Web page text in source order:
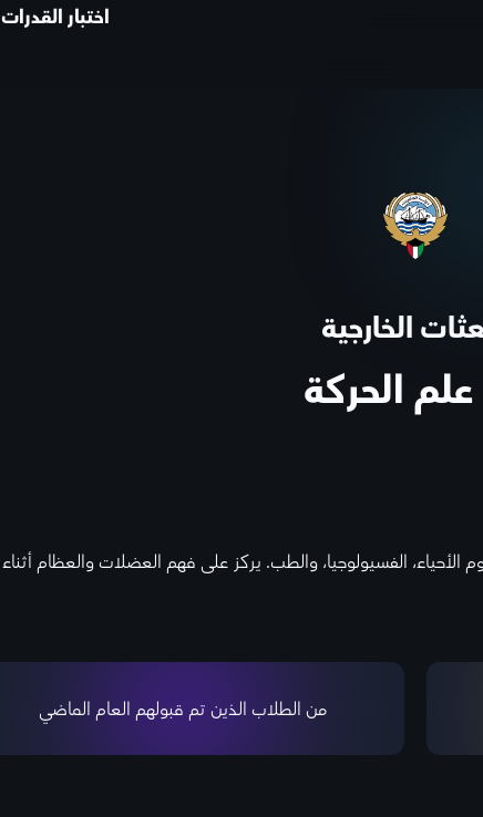
اختبار القدرات
الخارجية
علم الحركة
الفسيولوجيا، والطب. يركز على فهم العضلات والعظام أثناء
من الطلاب الذين تم قبولهم العام الماضي